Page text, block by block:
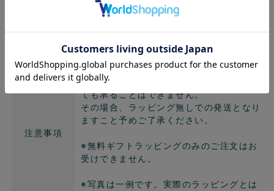
注意事項
当店では簡易包装でよろしければ、ギフト
ラッピングを無料にてお受けしておりま
包装の仕様はお選びいただけません。
ラッピング対象商品以外をご希望いただい
ても承ることはできません。
その場合、ラッピング無しでの発送となり
ますこと予めご了承ください。
※無料ギフトラッピングのみのご注文はお
受けできません。
※写真は一例です。実際のラッピングとは